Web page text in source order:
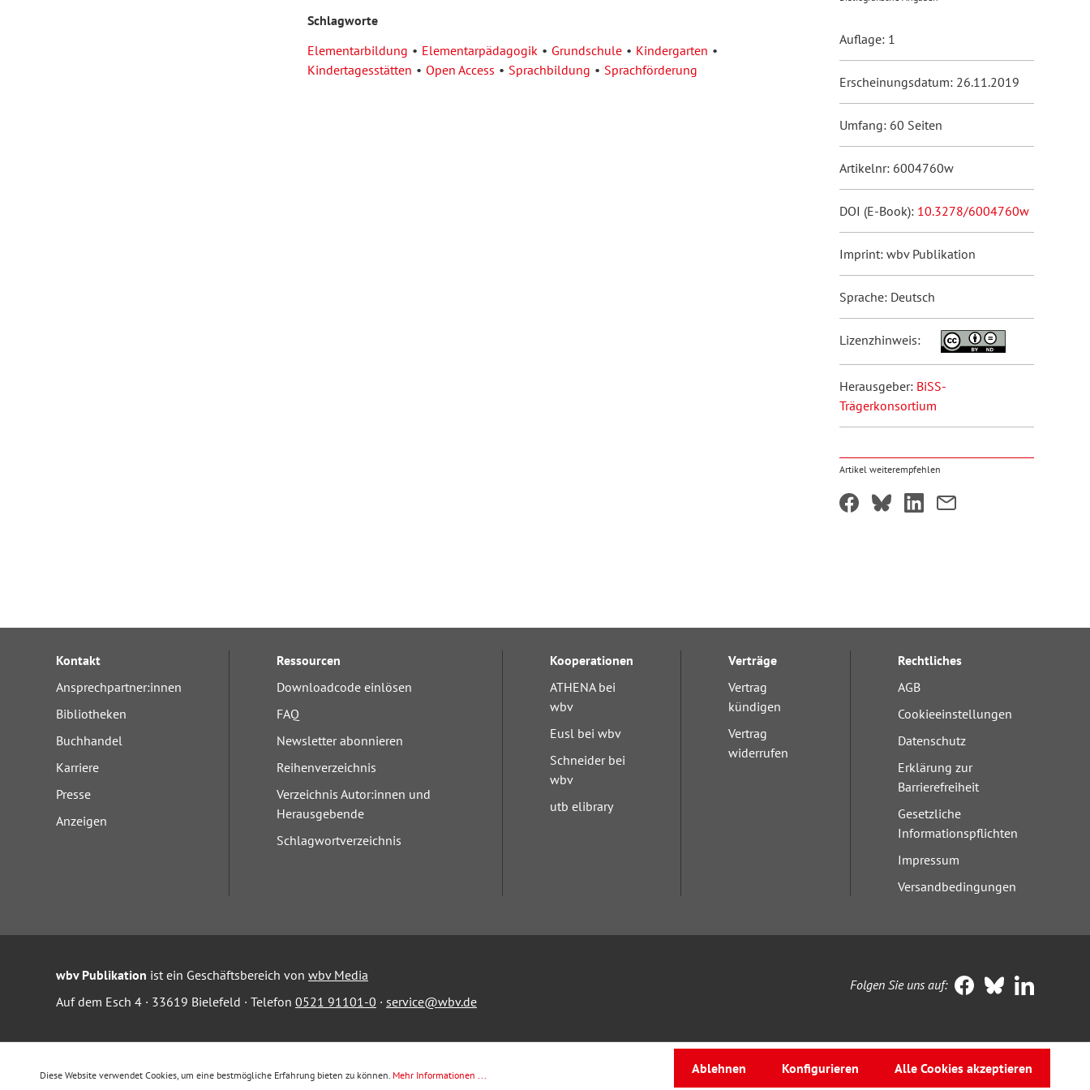
Schlagworte
Elementarbildung
Elementarpädagogik Grundschule
Kindergarten
Kindertagesstätten
Open Access Sprachbildung Sprachförderung
Auflage: 1
Erscheinungsdatum: 26.11.2019
Umfang: 60 Seiten
Artikelnr: 6004760w
DOI (E-Book): 10.3278/6004760w
Imprint: wbv Publikation
Sprache: Deutsch
Lizenzhinweis:
Herausgeber: BiSS-
Trägerkonsortium
Artikel weiterempfehlen
Kontakt
Ansprechpartner:innen
Bibliotheken
Buchhandel
Karriere
Presse
Anzeigen
Ressourcen
Downloadcode einlösen
FAQ
Newsletter abonnieren
Reihenverzeichnis
Verzeichnis Autor:innen und
Herausgebende
Schlagwortverzeichnis
Kooperationen
ATHENA bei
wbv
Eusl bei wbv
Schneider bei
wbv
utb elibrary
Verträge
Vertrag
kündigen
Vertrag
widerrufen
Rechtliches
AGB
Cookieeinstellungen
Datenschutz
Erklärung zur
Barrierefreiheit
Gesetzliche
Informationspflichten
Impressum
Versandbedingungen
wbv Publikation ist ein Geschäftsbereich von wbv Media
Auf dem Esch 4 · 33619 Bielefeld · Telefon 0521 91101-0 · service@wbv.de
Folgen Sie uns auf:
Diese Website verwendet Cookies, um eine bestmögliche Erfahrung bieten zu können. Mehr Informationen ... Ablehnen Konfigurieren Alle Cookies akzeptieren